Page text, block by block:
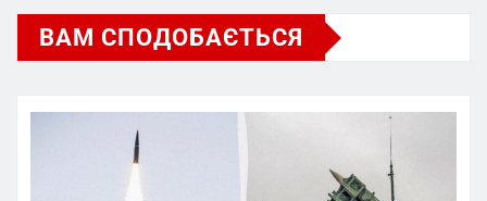
ВАМ СПОДОБАЄТЬСЯ